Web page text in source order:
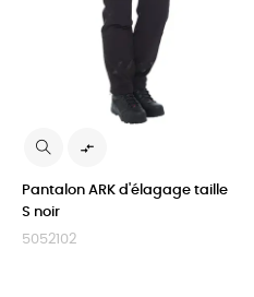

Pantalon ARK d'élagage taille
S noir
5052102